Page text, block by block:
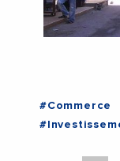
#Commerce